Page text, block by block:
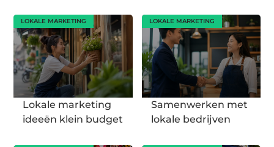
LOKALE MARKETING
Lokale marketing
ideeën klein budget
LOKALE MARKETING
Samenwerken met
lokale bedrijven